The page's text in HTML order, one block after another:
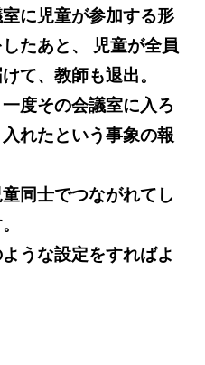
に児童が参加する形
たあと、 児童が全員
て、教師も退出。
度その会議室に入ろ
れたという事象の報
同士でつながれてし
うな設定をすればよ